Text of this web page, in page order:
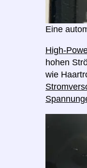
Eine
High-
hohen
wie